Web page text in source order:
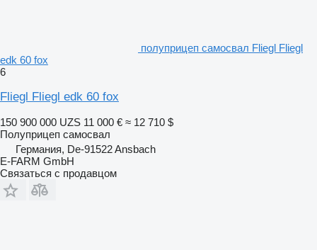
полуприцеп самосвал Fliegl Fliegl
edk 60 fox
6
Fliegl Fliegl edk 60 fox
150 900 000 UZS 11 000 € ≈ 12 710 $
Полуприцеп самосвал
Германия, De-91522 Ansbach
E-FARM GmbH
Связаться с продавцом